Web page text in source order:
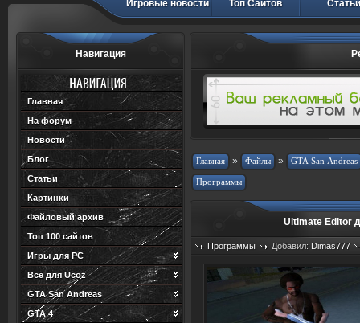
Игровые новости Топ Сайтов Статьи
Навигация
Главная
На форум
Новости
Блог
Статьи
Картинки
Файловый архив
Топ 100 сайтов
Игры для PC
Всё для Ucoz
GTA San Andreas
GTA 4
» »
Ultimate Editor
Программы Добавил: Dimas777